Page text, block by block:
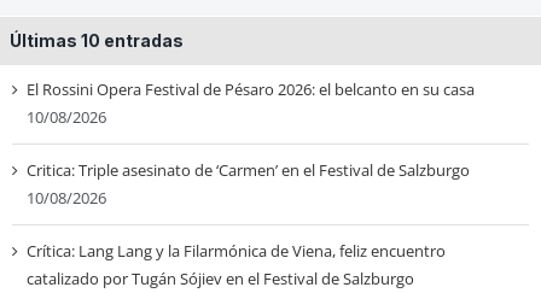
Últimas 10 entradas
El Rossini Opera Festival de Pésaro 2026: el belcanto en su casa
10/08/2026
Critica: Triple asesinato de ‘Carmen’ en el Festival de Salzburgo
10/08/2026
Crítica: Lang Lang y la Filarmónica de Viena, feliz encuentro
catalizado por Tugán Sójiev en el Festival de Salzburgo